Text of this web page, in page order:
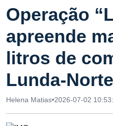
Operação
apreende
litros de
Lunda-Norte
Helena Matias•2026-07-02